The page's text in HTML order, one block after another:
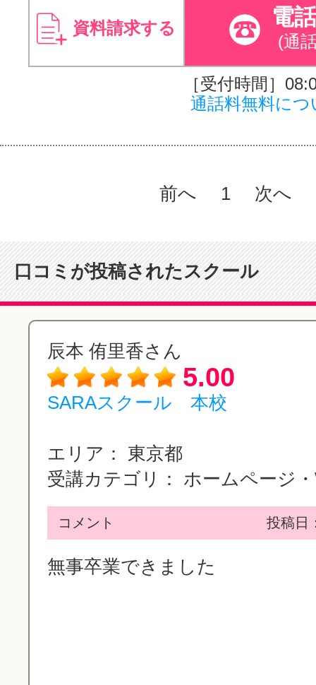
資料請求する 電
(通
［受付時間］
通話料無料につ
前へ 1 次へ
口コミが投稿されたスクール
辰本 侑里香さん
5.00
SARAスクール 本校
エリア：
東京都
受講カテゴリ：
ホームページ
コメント 投稿日
無事卒業できました